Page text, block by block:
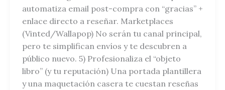
automatiza email post-compra con “gracias” +
enlace directo a reseñar. Marketplaces
(Vinted/Wallapop) No serán tu canal principal,
pero te simplifican envíos y te descubren a
público nuevo. 5) Profesionaliza el “objeto
libro” (y tu reputación) Una portada plantillera
y una maquetación casera te cuestan reseñas